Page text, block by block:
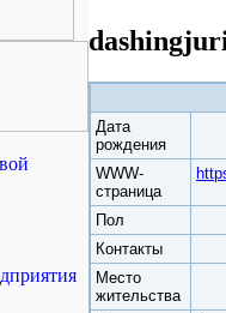
Дата
рождения
WWW-
страница
Пол
Контакты
Место
жительства